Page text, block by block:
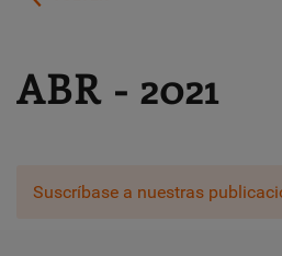
ABR - 2021
Suscríbase a nuestras